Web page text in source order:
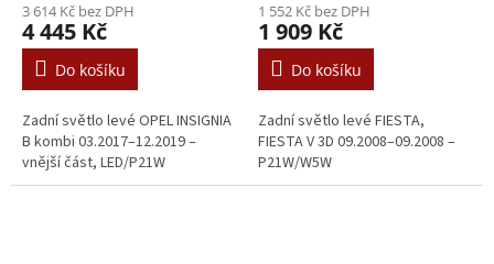
3 614 Kč bez DPH
4 445 Kč
Do košíku
Zadní světlo levé OPEL INSIGNIA
B kombi 03.2017–12.2019 –
vnější část, LED/P21W
1 552 Kč bez DPH
1 909 Kč
Do košíku
Zadní světlo levé FIESTA,
FIESTA V 3D 09.2008–09.2008 –
P21W/W5W